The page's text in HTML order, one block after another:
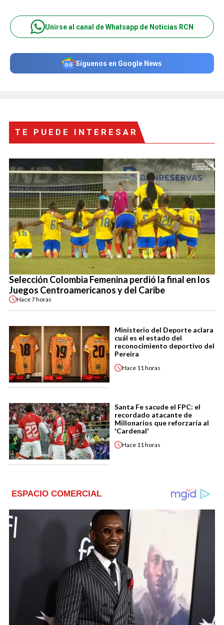
Unirse al canal de Whatsapp de Noticias RCN
Síguenos en Google News
TE PUEDE INTERESAR
Selección Colombia Femenina perdió la final en los
Juegos Centroamericanos y del Caribe
Hace7 horas
Ministerio del Deporte aclara
cuál es el estado del
reconocimiento deportivo del
Pereira
Hace 11 horas
Santa Fe sacude el FPC: el
recordado atacante de
Millonarios que reforzaría al
'Cardenal'
Hace 11 horas